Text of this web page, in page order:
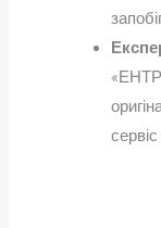
сервіс